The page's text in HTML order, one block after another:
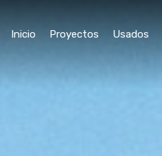
Inicio Proyectos Usados